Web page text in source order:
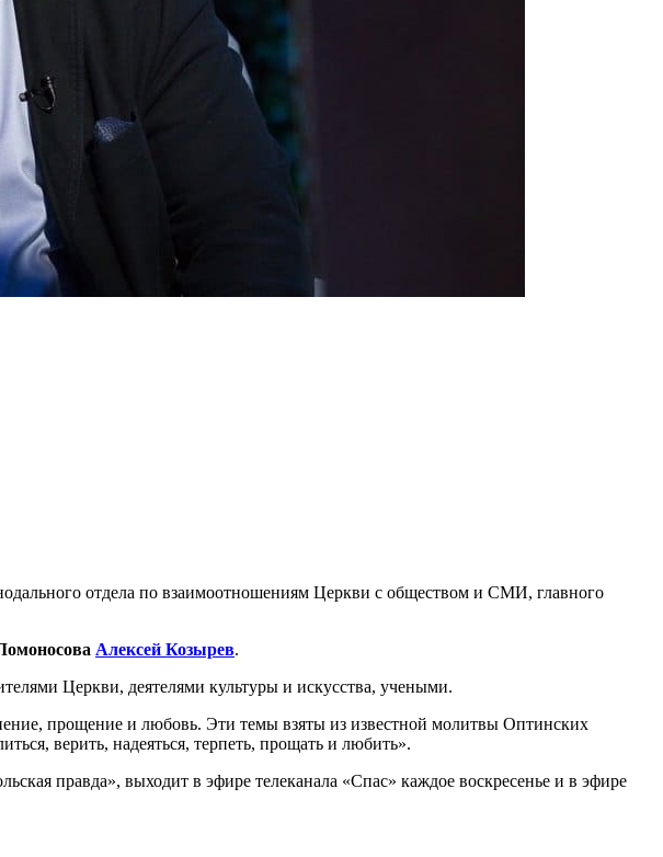
отдела по взаимоотношениям Церкви с обществом и СМИ, главного
Алексей Козырев.
Церкви, деятелями культуры и искусства, учеными.
прощение и любовь. Эти темы взяты из известной молитвы Оптинских
верить, надеяться, терпеть, прощать и любить».
правда», выходит в эфире телеканала «Спас» каждое воскресенье и в эфире